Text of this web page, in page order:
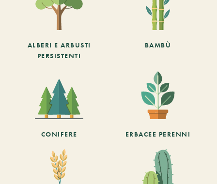
ALBERI E ARBUSTI
PERSISTENTI
BAMBÙ
CONIFERE ERBACEE PERENNI